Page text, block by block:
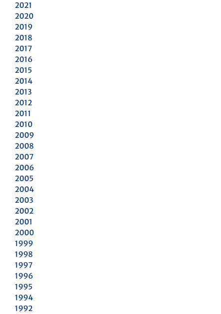
2021
2020
2019
2018
2017
2016
2015
2014
2013
2012
2011
2010
2009
2008
2007
2006
2005
2004
2003
2002
2001
2000
1999
1998
1997
1996
1995
1994
1992